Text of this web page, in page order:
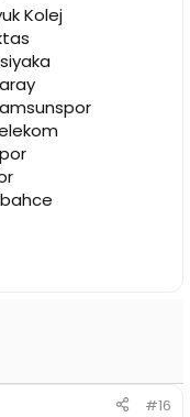
Kolej
#16